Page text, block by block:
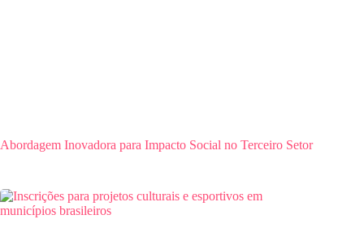
Abordagem Inovadora para Impacto Social no Terceiro Setor